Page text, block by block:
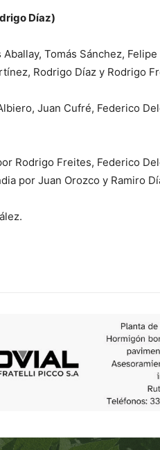
Díaz)
Tomás Sánchez,
Rodrigo Díaz y Rodrigo
Juan Cufré, Federico
Rodrigo Freites, Federico
por Juan Orozco y Ramiro